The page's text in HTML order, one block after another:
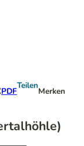
PDF
Teilen
Merken